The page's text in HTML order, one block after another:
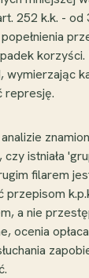
252 k.k. - od
wymierzając
represję.
istniała
filarem
przepisom
a nie
ocenia